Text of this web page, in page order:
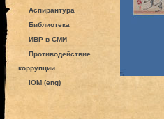
Аспирантура
Библиотека
ИВР в СМИ
Противодействие
коррупции
IOM (eng)